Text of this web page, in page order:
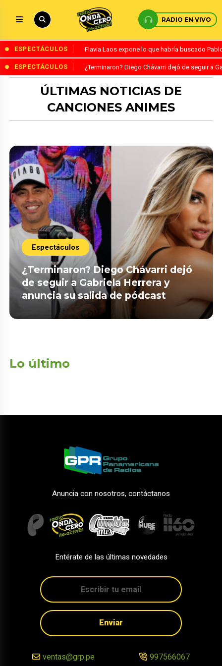
RADIO EN VIVO
ESPECTÁCULOS Flavia Laos expone lo que habría buscado
ESPECTÁCULOS ¿Terminaron? Diego Chávarri dejó de seguir a
ÚLTIMAS NOTICIAS DE
CANCIONES ANIMES
Espectáculos
¿Terminaron? Diego Chávarri dejó
de seguir a Gabriela Herrera y
anuncia su salida de pódcast
Lo último
Anuncia con nosotros, contáctanos
Entérate de las últimas novedades
Enviar
ventas@grp.pe 997566067